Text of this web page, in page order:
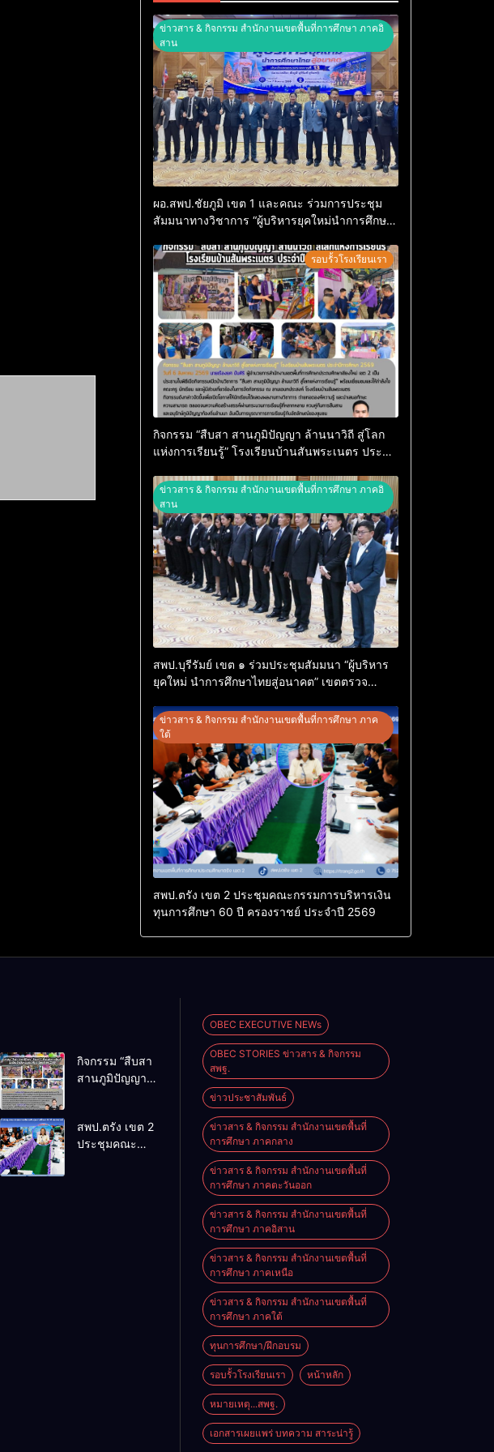
ข่าวสาร & กิจกรรม สำนักงานเขตพื้นที่การศึกษา ภาคอิ
สาน
ผอ.สพป.ชัยภูมิ เขต 1 และคณะ ร่วมการประชุม
สัมมนาทางวิชาการ “ผู้บริหารยุคใหม่นำการศึกษา
รอบรั้วโรงเรียนเรา
กิจกรรม “สืบสา สานภูมิปัญญา ล้านนาวิถี สู่โลก
แห่งการเรียนรู้” โรงเรียนบ้านสันพระเนตร ประจำ
ข่าวสาร & กิจกรรม สำนักงานเขตพื้นที่การศึกษา ภาคอิ
สาน
สพป.บุรีรัมย์ เขต ๑ ร่วมประชุมสัมมนา “ผู้บริหาร
ยุคใหม่ นำการศึกษาไทยสู่อนาคต” เขตตรวจ
ข่าวสาร & กิจกรรม สำนักงานเขตพื้นที่การศึกษา ภาค
ใต้
สพป.ตรัง เขต 2 ประชุมคณะกรรมการบริหารเงิน
ทุนการศึกษา 60 ปี ครองราชย์ ประจำปี 2569
กิจกรรม “สืบสา
สานภูมิปัญญา
โรงเรียนบ้านสัน
พระเนตร ประจำ
สพป.ตรัง เขต 2
ประชุมคณะ
OBEC EXECUTIVE NEWs
OBEC STORIES ข่าวสาร & กิจกรรม
สพฐ.
ข่าวประชาสัมพันธ์
ข่าวสาร & กิจกรรม สำนักงานเขตพื้นที่
การศึกษา ภาคกลาง
ข่าวสาร & กิจกรรม สำนักงานเขตพื้นที่
การศึกษา ภาคตะวันออก
ข่าวสาร & กิจกรรม สำนักงานเขตพื้นที่
การศึกษา ภาคอิสาน
ข่าวสาร & กิจกรรม สำนักงานเขตพื้นที่
การศึกษา ภาคเหนือ
ข่าวสาร & กิจกรรม สำนักงานเขตพื้นที่
การศึกษา ภาคใต้
ทุนการศึกษา/ฝึกอบรม
รอบรั้วโรงเรียนเรา หน้าหลัก
หมายเหตุ...สพฐ.
เอกสารเผยแพร่ บทความ สาระน่ารู้